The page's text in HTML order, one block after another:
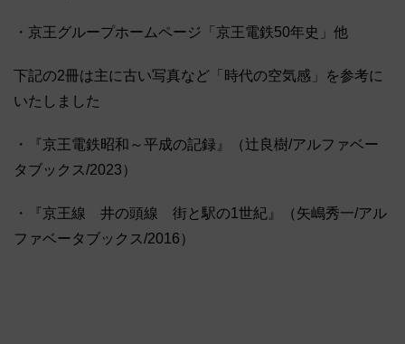
・京王グループホームページ「京王電鉄50年史」他
下記の2冊は主に古い写真など「時代の空気感」を参考に
いたしました
・『京王電鉄昭和～平成の記録』（辻良樹/アルファベー
タブックス/2023）
・『京王線 井の頭線 街と駅の1世紀』（矢嶋秀一/アル
ファベータブックス/2016）